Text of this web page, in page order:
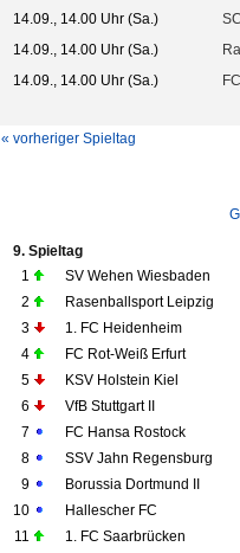
14.09., 14.00 Uhr (Sa.)
14.09., 14.00 Uhr (Sa.)
14.09., 14.00 Uhr (Sa.)
« vorheriger Spieltag
9. Spieltag
1
SV Wehen Wiesbaden
2
Rasenballsport Leipzig
3
1. FC Heidenheim
4
FC Rot-Weiß Erfurt
5
KSV Holstein Kiel
6
VfB Stuttgart II
7
FC Hansa Rostock
8
SSV Jahn Regensburg
9
Borussia Dortmund II
10
Hallescher FC
11
1. FC Saarbrücken